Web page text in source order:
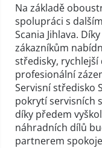
Na základě
spolupráci s
Scania Jihlava.
zákazníkům
středisky,
profesionální
Servisní středisko
pokrytí servisních
díky předem
náhradních dílů
partnerem